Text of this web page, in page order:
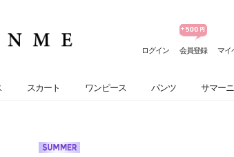
ログイン 会員登録 マイ
スカート ワンピース パンツ サマー